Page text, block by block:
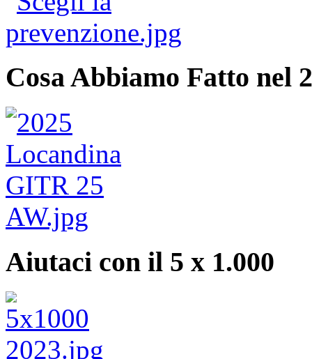
Cosa Abbiamo Fatto nel
Aiutaci con il 5 x 1.000